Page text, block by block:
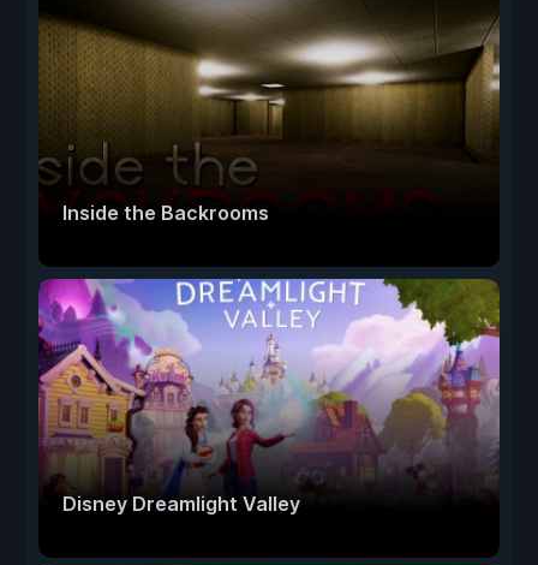
Inside the Backrooms
Disney Dreamlight Valley